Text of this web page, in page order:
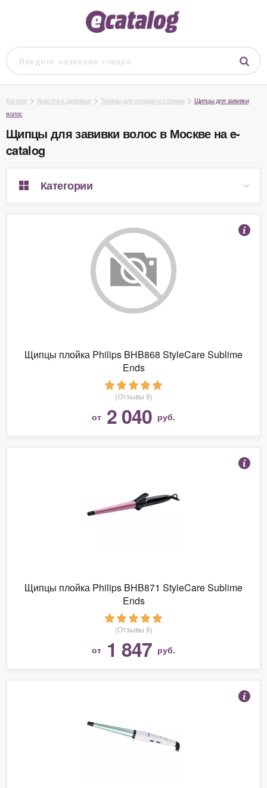
Каталог Красота и здоровье Товары для укладки и стрижки
Щипцы для завивки
волос
Щипцы для завивки волос в Москве на e-
catalog
Категории
Щипцы плойка Philips BHB868 StyleCare Sublime
Ends
(Отзывы 9)
от 2 040 руб.
Щипцы плойка Philips BHB871 StyleCare Sublime
Ends
(Отзывы 9)
от 1 847 руб.